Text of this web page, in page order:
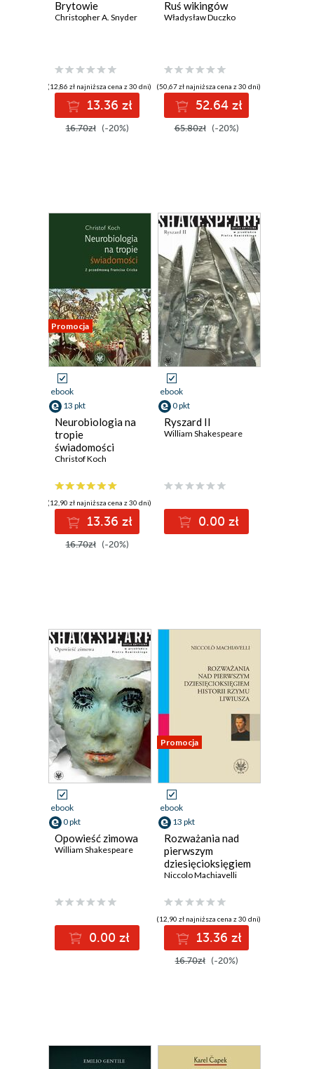
Brytowie
Christopher A. Snyder
(12,86 zł najniższa cena z 30 dni)
13.36 zł
16.70zł (-20%)
Ruś wikingów
Władysław Duczko
(50,67 zł najniższa cena z 30 dni)
52.64 zł
65.80zł (-20%)
Promocja
ebook
13 pkt
Neurobiologia na
tropie
świadomości
Christof Koch
(12,90 zł najniższa cena z 30 dni)
13.36 zł
16.70zł (-20%)
ebook
0 pkt
Ryszard II
William Shakespeare
0.00 zł
ebook
0 pkt
Opowieść zimowa
William Shakespeare
0.00 zł
Promocja
ebook
13 pkt
Rozważania nad
pierwszym
dziesięcioksięgiem
historii Rzymu
Niccolo Machiavelli
(12,90 zł najniższa cena z 30 dni)
13.36 zł
16.70zł (-20%)